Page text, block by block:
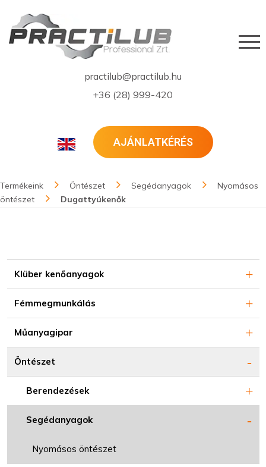
practilub@practilub.hu
+36 (28) 999-420
AJÁNLATKÉRÉS
Termékeink Öntészet Segédanyagok
Nyomásos
öntészet
Dugattyúkenők
Klüber kenőanyagok
Fémmegmunkálás
Műanyagipar
Öntészet
Berendezések
Segédanyagok
Nyomásos öntészet